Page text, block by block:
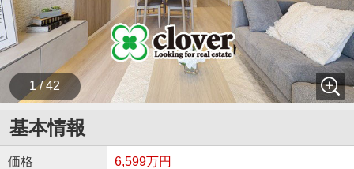
1 / 42
基本情報
価格 6,599万円